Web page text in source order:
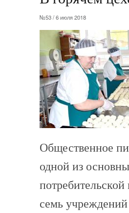
№53 / 6 июля 2018
Общественное
одной из
семь